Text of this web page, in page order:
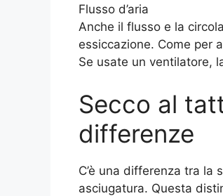
Flusso d’aria
Anche il flusso e la
essiccazione. Come per
Se usate un ventilatore,
Secco al
differenze
C’è una differenza tra la
asciugatura. Questa